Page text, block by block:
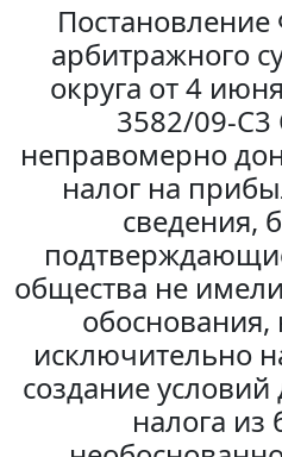
арбитражного
округа от 4
3582/09-
неправомерно
налог на
сведения,
общества не
исключительно
создание
налога из